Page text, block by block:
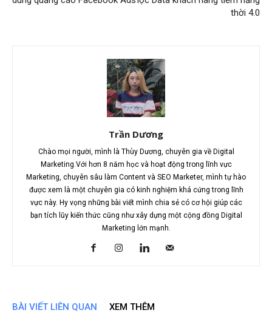
thời 4.0
Trần Dương
Chào mọi người, mình là Thùy Dương, chuyên gia về Digital
Marketing.Với hơn 8 năm học và hoạt động trong lĩnh vực
Marketing, chuyên sâu làm Content và SEO Marketer, mình tự hào
được xem là một chuyên gia có kinh nghiệm khá cứng trong lĩnh
vực này. Hy vọng những bài viết mình chia sẻ có cơ hội giúp các
bạn tích lũy kiến thức cũng như xây dựng một cộng đồng Digital
Marketing lớn mạnh.
BÀI VIẾT LIÊN QUAN XEM THÊM